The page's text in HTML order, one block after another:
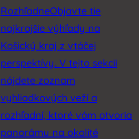
RozhľadneObjavte tie
najkrajšie výhľady na
Košický kraj z vtáčej
perspektívy. V tejto sekcii
nájdete zoznam
vyhliadkových veží a
rozhľadní, ktoré vám otvoria
panorámu na okolité